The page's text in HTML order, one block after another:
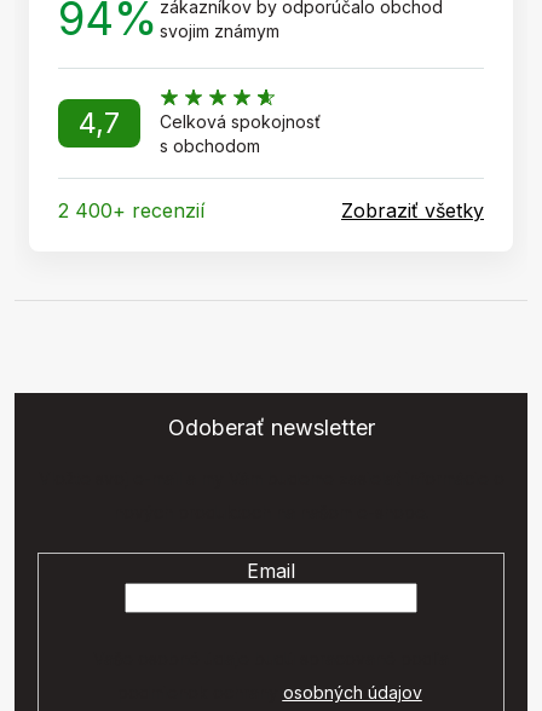
94% zákazníkov by odporúčalo obchod
svojim známym
4,7
Celková spokojnosť
s obchodom
2 400+ recenzií Zobraziť všetky
Odoberať newsletter
Email
osobných údajov.